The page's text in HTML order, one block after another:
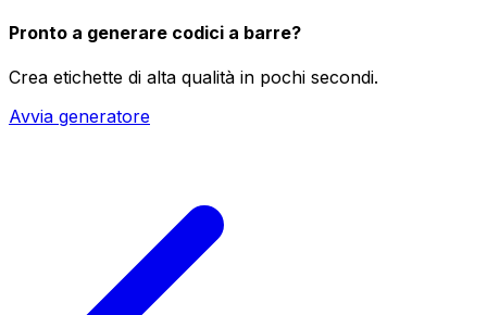
Pronto a generare codici a barre?
Crea etichette di alta qualità in pochi secondi.
Avvia generatore